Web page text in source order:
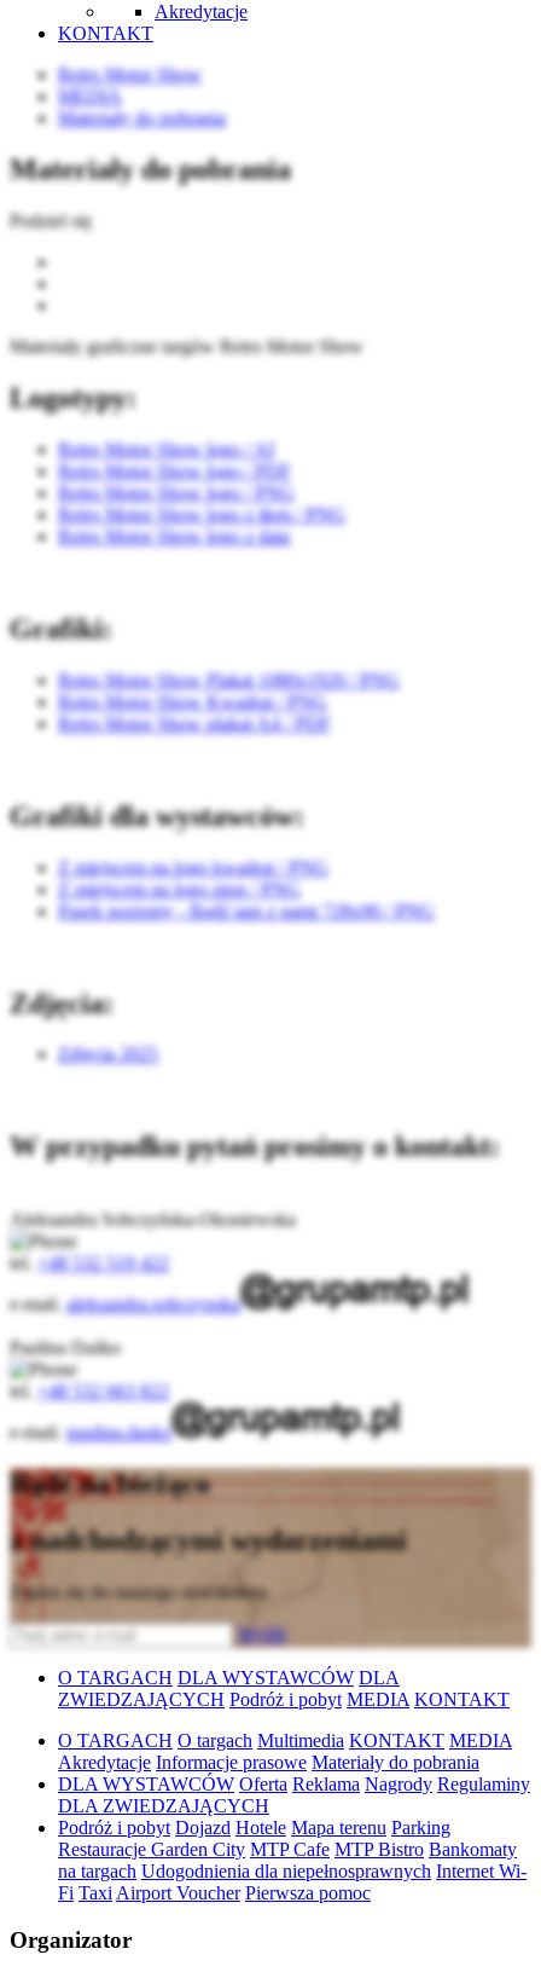
Akredytacje
KONTAKT
Retro Motor Show
MEDIA
Materiały do pobrania
Materiały do pobrania
Podziel się
Materiały graficzne targów Retro Motor Show
Logotypy:
Retro Motor Show logo / AI
Retro Motor Show logo / PDF
Retro Motor Show logo / PNG
Retro Motor Show logo z tłem / PNG
Retro Motor Show logo z datą
Grafiki:
Retro Motor Show Plakat 1080x1920 / PNG
Retro Motor Show Kwadrat / PNG
Retro Motor Show plakat A4 / PDF
Grafiki dla wystawców:
Z miejscem na logo kwadrat / PNG
Z miejscem na logo pion / PNG
Pasek poziomy - Bądź tam z nami 728x90 / PNG
Zdjęcia:
Zdjęcia 2025
W przypadku pytań prosimy o kontakt:
Aleksandra Sobczyńska-Okoniewska
tel.
+48 532 519 422
e-mail.aleksandra.sobczynska
Paulina Daśko
tel.
+48 532 663 822
e-mail.paulina.dasko
Bądź na bieżąco
z nadchodzącymi wydarzeniami
Zapisz się do naszego newslettera
Wyślij
O TARGACH DLA WYSTAWCÓW DLA
ZWIEDZAJĄCYCH Podróż i pobyt MEDIA KONTAKT
O TARGACH O targach Multimedia KONTAKT MEDIA
Akredytacje Informacje prasowe Materiały do pobrania
DLA WYSTAWCÓW Oferta Reklama Nagrody Regulaminy
DLA ZWIEDZAJĄCYCH
Podróż i pobyt Dojazd Hotele Mapa terenu Parking
Restauracje Garden City MTP Cafe MTP Bistro Bankomaty
na targach Udogodnienia dla niepełnosprawnych Internet Wi-
Fi Taxi Airport Voucher Pierwsza pomoc
Organizator